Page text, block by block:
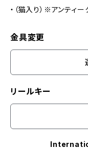
・（猫入り）※アンティ
金具変更
リールキー